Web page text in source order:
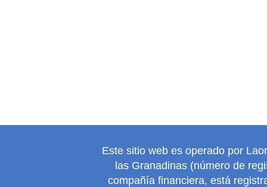
Este sitio web es operado por
las Granadinas (número de
compañía financiera, está